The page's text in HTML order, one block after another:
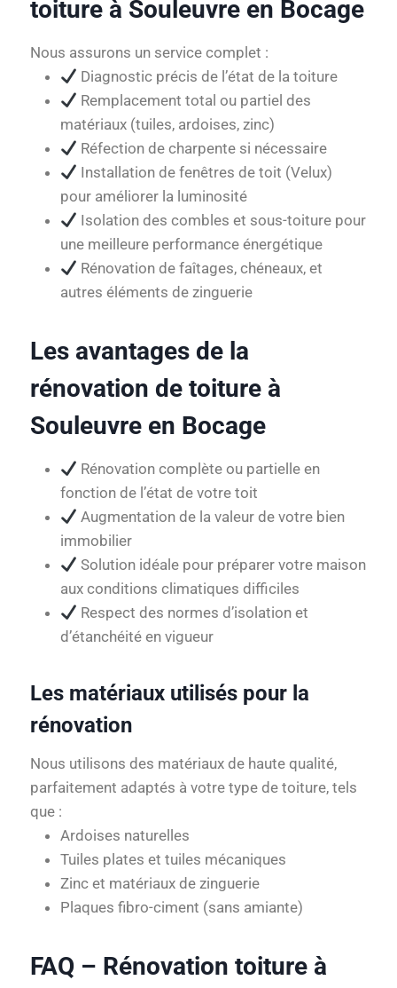
toiture à Souleuvre en Bocage
Nous assurons un service complet :
Diagnostic précis de l’état de la toiture
Remplacement total ou partiel des
matériaux (tuiles, ardoises, zinc)
Réfection de charpente si nécessaire
Installation de fenêtres de toit (Velux)
pour améliorer la luminosité
Isolation des combles et sous-toiture pour
une meilleure performance énergétique
Rénovation de faîtages, chéneaux, et
autres éléments de zinguerie
Les avantages de la
rénovation de toiture à
Souleuvre en Bocage
Rénovation complète ou partielle en
fonction de l’état de votre toit
Augmentation de la valeur de votre bien
immobilier
Solution idéale pour préparer votre maison
aux conditions climatiques difficiles
Respect des normes d’isolation et
d’étanchéité en vigueur
Les matériaux utilisés pour la
rénovation
Nous utilisons des matériaux de haute qualité,
parfaitement adaptés à votre type de toiture, tels
que :
Ardoises naturelles
Tuiles plates et tuiles mécaniques
Zinc et matériaux de zinguerie
Plaques fibro-ciment (sans amiante)
FAQ – Rénovation toiture à